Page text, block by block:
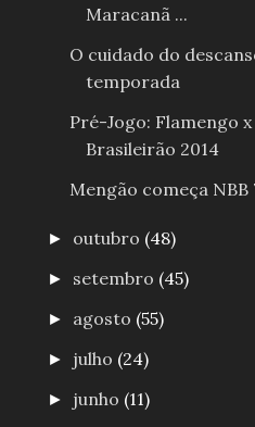
Maracanã ...
O cuidado do
temporada
Pré-Jogo: Flamengo
Brasileirão 2014
Mengão começa
► outubro (48)
► setembro (45)
► agosto (55)
► julho (24)
► junho (11)